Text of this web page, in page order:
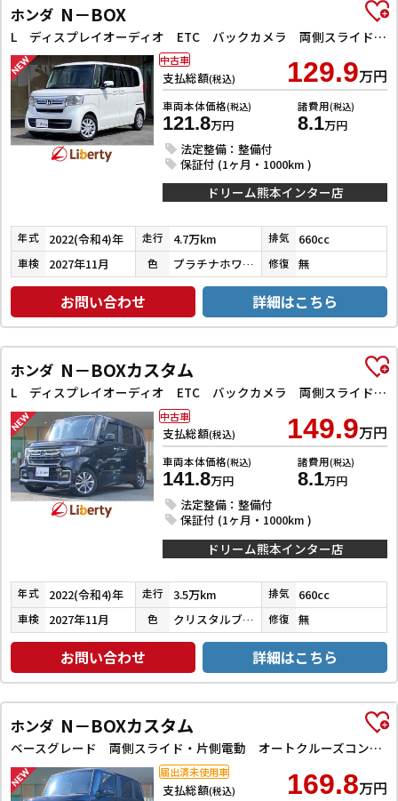
ホンダ N－BOX
L ディスプレイオーディオ ETC バックカメラ 両側スライド・片側電動 クリアランスソナー クルーズコントロール レーンアシスト 衝突被害軽減システム オートライト スマートキー アイドリングストップ
支払総額(税込) 129.9万円
車両本体価格(税込)
121.8万円
諸費用(税込)
8.1万円
法定整備：整備付
保証付 (1ヶ月・1000km )
中古車
ドリーム熊本インター店
年式 2022(令和4)年 走行 4.7万km 排気 660cc
車検 2027年11月 色 プラチナホワイトパール 修復 無
お問い合わせ 詳細はこちら
ホンダ N－BOXカスタム
L ディスプレイオーディオ ETC バックカメラ 両側スライド・片側電動 クリアランスソナー オートクルーズコントロール レーンアシスト 衝突被害軽減システム オートライト スマートキー
支払総額(税込) 149.9万円
車両本体価格(税込)
141.8万円
諸費用(税込)
8.1万円
法定整備：整備付
保証付 (1ヶ月・1000km )
中古車
ドリーム熊本インター店
年式 2022(令和4)年 走行 3.5万km 排気 660cc
車検 2027年11月 色 クリスタルブラックパール 修復 無
お問い合わせ 詳細はこちら
ホンダ N－BOXカスタム
ベースグレード 両側スライド・片側電動 オートクルーズコントロール レーンアシスト オートライト スマートキー アイドリングストップ 電動格納ミラー ベンチシート CVT ESC アルミホイール エアコン
支払総額(税込) 169.8万円
届出済未使用車